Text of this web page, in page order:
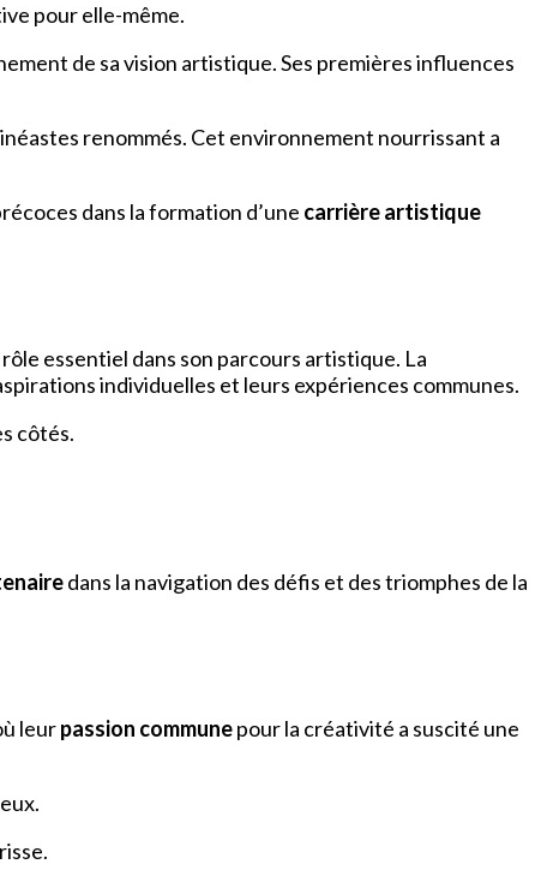
pour elle-même.
de sa vision artistique. Ses premières influences
renommés. Cet environnement nourrissant a
dans la formation d’une carrière artistique
rôle essentiel dans son parcours artistique. La
individuelles et leurs expériences communes.
côtés.
dans la navigation des défis et des triomphes de la
leurpassion communepour la créativité a suscité une